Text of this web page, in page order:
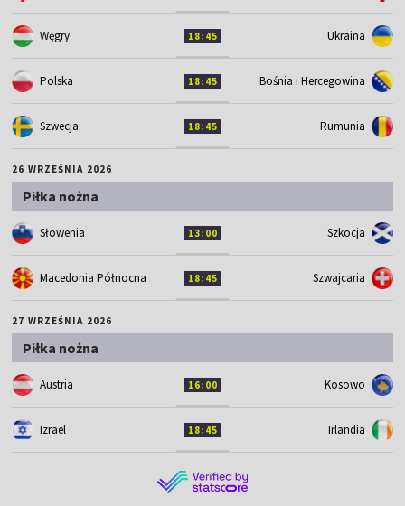
Węgry 18:45 Ukraina
Polska 18:45 Bośnia i Hercegowina
Szwecja 18:45 Rumunia
26 WRZEŚNIA 2026
Piłka nożna
Słowenia 13:00 Szkocja
Macedonia Północna 18:45 Szwajcaria
27 WRZEŚNIA 2026
Piłka nożna
Austria 16:00 Kosowo
Izrael 18:45 Irlandia